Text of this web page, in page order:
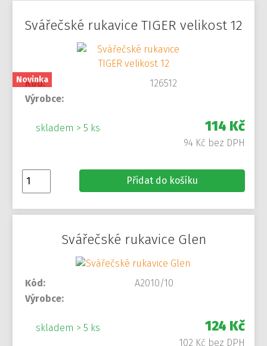
Svářečské rukavice TIGER velikost 12
Novinka
Kód:
126512
Výrobce:
skladem > 5 ks 114 Kč
94 Kč bez DPH
Přidat do košíku
Svářečské rukavice Glen
Kód:
A2010/10
Výrobce:
skladem > 5 ks 124 Kč
102 Kč bez DPH